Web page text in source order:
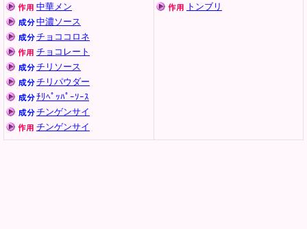
中華メン
中濃ソース
チョココロネ
チョコレート
チリソース
チリパウダー
ﾁﾘﾍﾟｯﾊﾟｰｿｰｽ
チンゲンサイ
チンゲンサイ
トンブリ